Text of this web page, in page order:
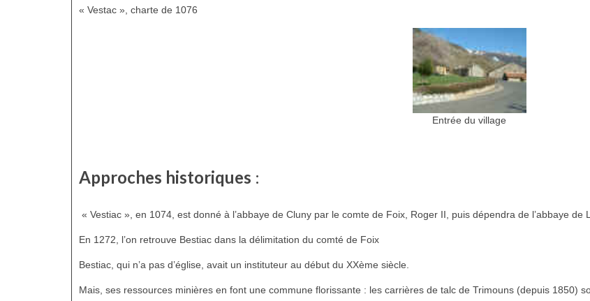
« Vestac », charte de 1076
Entrée du village
Approches historiques :
« Vestiac », en 1074, est donné à l’abbaye de Cluny par le comte de Foix, Roger II, puis dépendra de l’abbaye de
En 1272, l’on retrouve Bestiac dans la délimitation du comté de Foix
Bestiac, qui n’a pas d’église, avait un instituteur au début du XXème siècle.
Mais, ses ressources minières en font une commune florissante : les carrières de talc de Trimouns (depuis 1850)